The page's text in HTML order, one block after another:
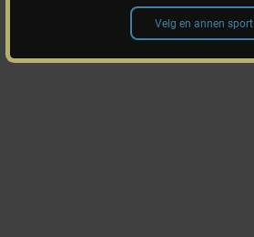
Velg en annen sport